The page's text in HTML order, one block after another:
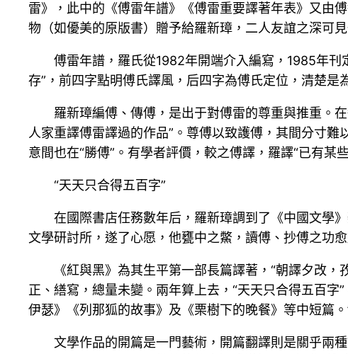
雷》，此中的《傅雷年譜》《傅雷重要譯著年表》又由
物（如優美的原版書）贈予給羅新璋，二人友誼之深可見
傅雷年譜，羅氏從1982年開端介入編寫，1985年
存”，前四字點明傅氏譯風，后四字為傅氏定位，清楚是
羅新璋編傅、傳傅，是出于對傅雷的尊重與推重。
人家重譯傅雷譯過的作品”。尊傅以致護傅，其間分寸
意間也在“勝傅”。有學者評價，較之傅譯，羅譯“已有某
“天天只合得五百字”
在國際書店任務數年后，羅新璋調到了《中國文學
文學研討所，遂了心愿，他甕中之鱉，讀傅、抄傅之功
《紅與黑》為其生平第一部長篇譯著，“朝譯夕改，
正、繕寫，總量未變。兩年算上去，“天天只合得五百
伊瑟》《列那狐的故事》及《栗樹下的晚餐》等中短篇。
文學作品的開篇是一門藝術，開篇翻譯則是關乎兩